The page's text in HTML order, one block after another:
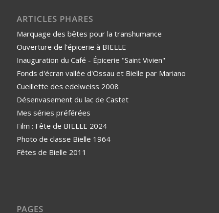
ARTICLES PHARES
Marquage des bêtes pour la transhumance
Ouverture de l'épicerie à BIELLE
Inauguration du Café - Épicerie "Saint Vivien"
Fonds d'écran vallée d'Ossau et Bielle par Mariano
Cueillette des edelweiss 2008
Désenvasement du lac de Castet
Mes séries préférées
Film : Fête de BIELLE 2024
Photo de classe Bielle 1964
Fêtes de Bielle 2011
PAGES